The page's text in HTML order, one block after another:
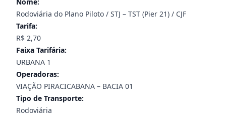
Rodoviária do Plano Piloto / STJ – TST (Pier 21) / CJF
Tarifa:
R$ 2,70
Faixa Tarifária:
URBANA 1
Operadoras:
VIAÇÃO PIRACICABANA – BACIA 01
Tipo de Transporte:
Rodoviária